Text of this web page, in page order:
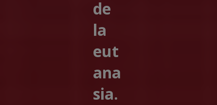
de
la
eut
ana
sia.